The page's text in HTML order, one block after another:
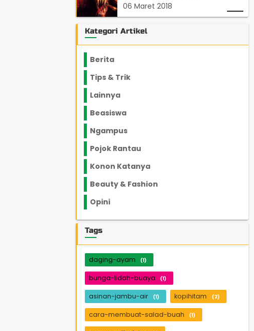
06 Maret 2018
Kategori Artikel
Berita
Tips & Trik
Lainnya
Beasiswa
Ngampus
Pojok Rantau
Konon Katanya
Beauty & Fashion
Opini
Tags
daging-ayam (1)
bunga-lidah-buaya (1)
asinan-jambu-air (1) kopihitam (2)
cara-membuat-salad-buah (1)